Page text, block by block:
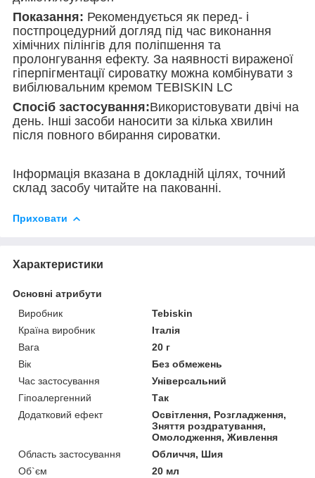
Показання: Рекомендується як перед- і
постпроцедурний догляд під час виконання
хімічних пілінгів для поліпшення та
пролонгування ефекту. За наявності вираженої
гіперпігментації сироватку можна комбінувати з
вибілювальним кремом TEBISKIN LC
Спосіб застосування:Використовувати двічі на
день. Інші засоби наносити за кілька хвилин
після повного вбирання сироватки.
Інформація вказана в докладній цілях, точний
склад засобу читайте на пакованні.
Приховати
Характеристики
Основні атрибути
Виробник
Tebiskin
Країна виробник
Італія
Вага
20 г
Вік
Без обмежень
Час застосування
Універсальний
Гіпоалергенний
Так
Додатковий ефект
Освітлення, Розгладження,
Зняття роздратування,
Омолодження, Живлення
Область застосування
Обличчя, Шия
Об`єм
20 мл